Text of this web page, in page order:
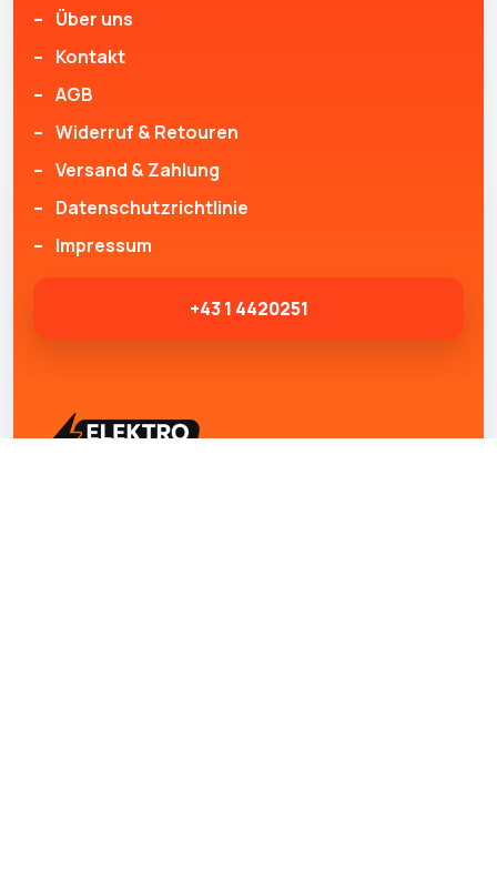
Über uns
Kontakt
AGB
Widerruf & Retouren
Versand & Zahlung
Datenschutzrichtlinie
Impressum
+43 1 4420251